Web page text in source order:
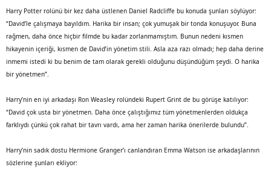
Harry Potter rolünü bir kez daha üstlenen Daniel Radcliffe bu konuda şunları söylüyor:
“David’le çalışmaya bayıldım. Harika bir insan; çok yumuşak bir tonda konuşuyor. Buna
rağmen, daha önce hiçbir filmde bu kadar zorlanmamıştım. Bunun nedeni kısmen
hikayenin içeriği, kısmen de David’in yönetim stili. Asla aza razı olmadı; hep daha derine
inmemi istedi ki bu benim de tam olarak gerekli olduğunu düşündüğüm şeydi. O harika
bir yönetmen”.
Harry’nin en iyi arkadaşı Ron Weasley rolündeki Rupert Grint de bu görüşe katılıyor:
“David çok usta bir yönetmen. Daha önce çalıştığımız tüm yönetmenlerden oldukça
farklıydı çünkü çok rahat bir tavrı vardı, ama her zaman harika önerilerde bulundu”.
Harry’nin sadık dostu Hermione Granger’ı canlandıran Emma Watson ise arkadaşlarının
sözlerine şunları ekliyor: